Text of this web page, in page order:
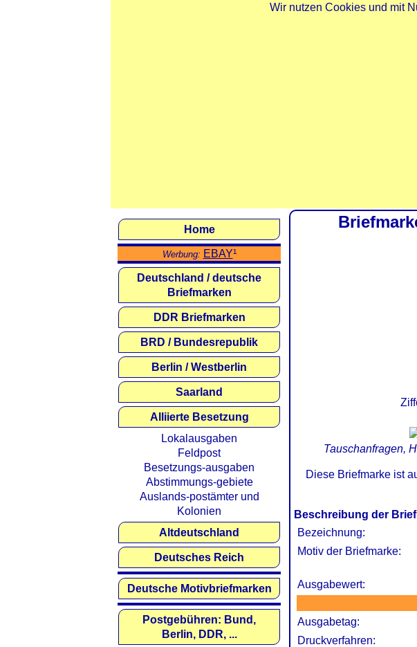
Wir nutzen Cookies und mit
Tauschanfragen,
Diese Briefmarke ist
Beschreibung der
Bezeichnung:
Motiv der Briefmarke:
Ausgabewert:
Ausgabetag:
Druckverfahren:
Home
Werbung: EBAY¹
Deutschland / deutsche
Briefmarken
DDR Briefmarken
BRD / Bundesrepublik
Berlin / Westberlin
Saarland
Alliierte Besetzung
Lokalausgaben
Feldpost
Besetzungs-ausgaben
Abstimmungs-gebiete
Auslands-postämter und
Kolonien
Altdeutschland
Deutsches Reich
Deutsche Motivbriefmarken
Postgebühren: Bund,
Berlin, DDR, ...